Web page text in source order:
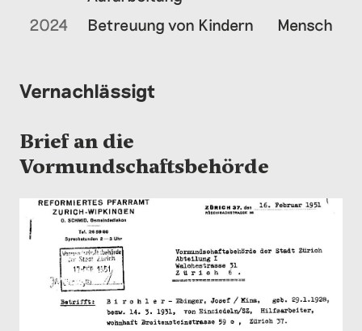
2024 Betreuung von Kindern Mensch
Vernachlässigt
Brief an die
Vormundschaftsbehörde